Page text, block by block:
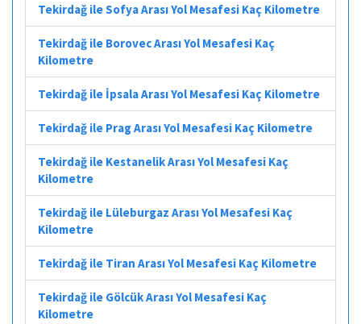
Tekirdağ ile Sofya Arası Yol Mesafesi Kaç Kilometre
Tekirdağ ile Borovec Arası Yol Mesafesi Kaç
Kilometre
Tekirdağ ile İpsala Arası Yol Mesafesi Kaç Kilometre
Tekirdağ ile Prag Arası Yol Mesafesi Kaç Kilometre
Tekirdağ ile Kestanelik Arası Yol Mesafesi Kaç
Kilometre
Tekirdağ ile Lüleburgaz Arası Yol Mesafesi Kaç
Kilometre
Tekirdağ ile Tiran Arası Yol Mesafesi Kaç Kilometre
Tekirdağ ile Gölcük Arası Yol Mesafesi Kaç
Kilometre